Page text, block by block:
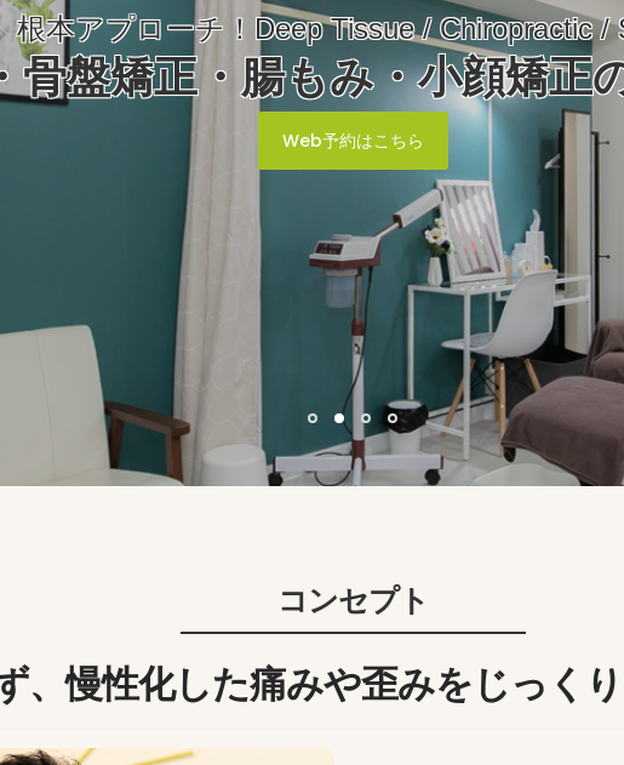
根本アプローチ！Deep Tissue / Chiropractic /
骨盤矯正・腸もみ・小顔矯正
Web予約はこちら
コンセプト
、慢性化した痛みや歪みをじっく